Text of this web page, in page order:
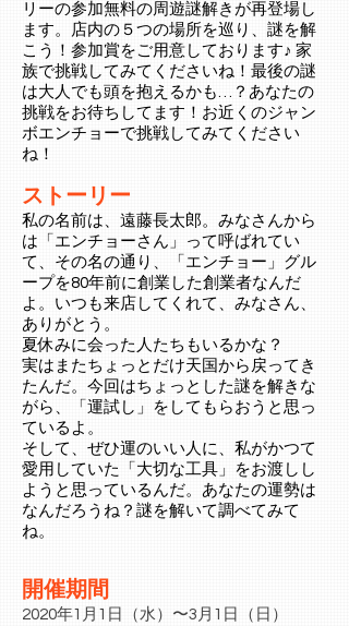
リーの参加無料の周遊謎解きが再登場し
ます。店内の５つの場所を巡り、謎を解
こう！参加賞をご用意しております♪ 家
族で挑戦してみてくださいね！最後の謎
は大人でも頭を抱えるかも…？あなたの
挑戦をお待ちしてます！お近くのジャン
ボエンチョーで挑戦してみてください
ね！
ストーリー
私の名前は、遠藤長太郎。みなさんから
は「エンチョーさん」って呼ばれてい
て、その名の通り、「エンチョー」グル
ープを80年前に創業した創業者なんだ
よ。いつも来店してくれて、みなさん、
ありがとう。
夏休みに会った人たちもいるかな？
実はまたちょっとだけ天国から戻ってき
たんだ。今回はちょっとした謎を解きな
がら、「運試し」をしてもらおうと思っ
ているよ。
そして、ぜひ運のいい人に、私がかつて
愛用していた「大切な工具」をお渡しし
ようと思っているんだ。あなたの運勢は
なんだろうね？謎を解いて調べてみて
ね。
開催期間
2020年1月1日（水）〜3月1日（日）